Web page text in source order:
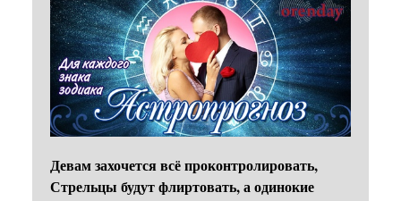
Девам захочется всё проконтролировать,
Стрельцы будут флиртовать, а одинокие